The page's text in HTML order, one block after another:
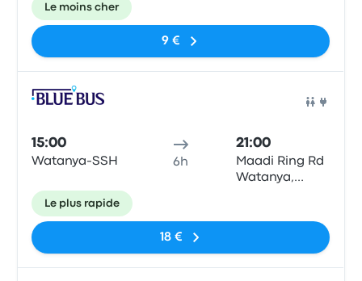
Le moins cher
9 €
15:00
Watanya-SSH 6h
21:00
Maadi Ring Rd
Watanya,
Le plus rapide
18 €